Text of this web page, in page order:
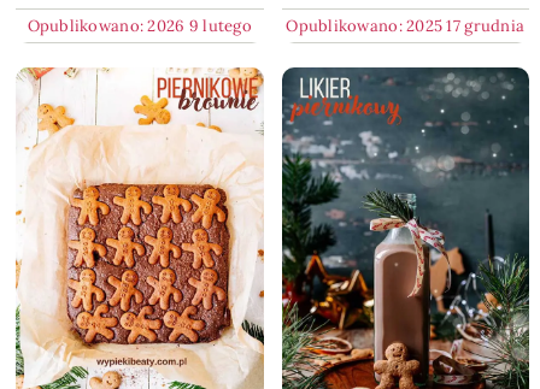
Opublikowano: 2026 9 lutego Opublikowano: 2025 17 grudnia